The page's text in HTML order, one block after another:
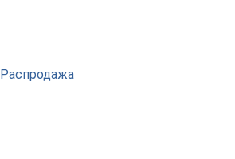
Распродажа